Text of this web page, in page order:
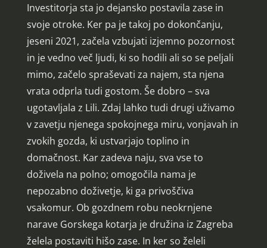
Investitorja sta jo dejansko postavila zase in
svoje otroke. Ker pa je takoj po dokončanju,
jeseni 2021, začela vzbujati izjemno pozornost
in je vedno več ljudi, ki so hodili ali so se peljali
mimo, začelo spraševati za najem, sta njena
vrata odprla tudi gostom. Še dobro – sva
ugotavljala z Lili. Zdaj lahko tudi drugi uživamo
v zavetju njenega spokojnega miru, vonjavah in
zvokih gozda, ki ustvarjajo toplino in
domačnost. Kar zadeva naju, sva vse to
doživela na polno; omogočila nama je
nepozabno doživetje, ki ga privoščiva
vsakomur. Ob gozdnem robu neokrnjene
narave Gorskega kotarja je družina iz Zagreba
želela postaviti hišo zase. In ker so želeli